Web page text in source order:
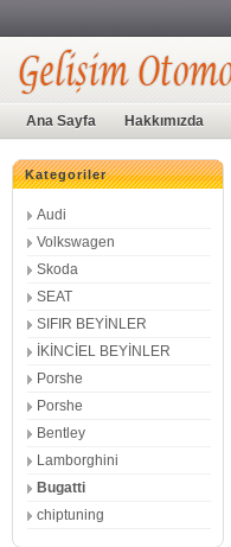
Ana Sayfa Hakkımızda
Kategoriler
Audi
Volkswagen
Skoda
SEAT
SIFIR BEYİNLER
İKİNCİEL BEYİNLER
Porshe
Porshe
Bentley
Lamborghini
Bugatti
chiptuning